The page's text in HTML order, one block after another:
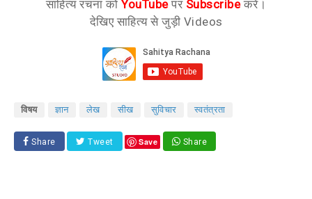
साहित्य रचना कोYouTubeपर Subscribeकरें।
देखिए साहित्य से जुड़ी Videos
विषय ज्ञान लेख सीख सुविचार स्वतंत्रता
Share Tweet Save Share